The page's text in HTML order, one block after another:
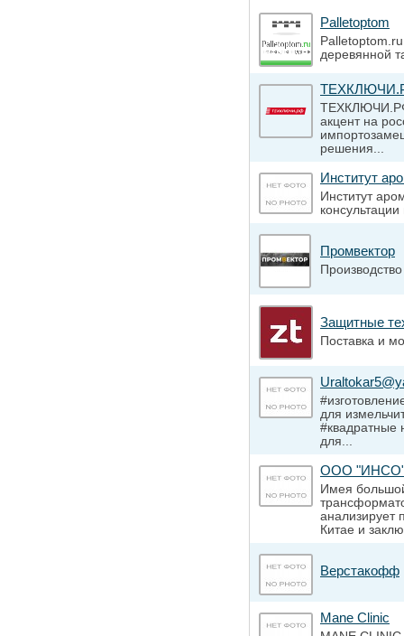
Palletoptom
деревянной
ТЕХКЛЮЧИ.РФ
акцент на
решения...
Институт
Институт
Промвектор
Защитные
Поставка и
для
#квадратные
для...
ООО
Имея
анализирует
Китае и
Верстакофф
Mane Clinic